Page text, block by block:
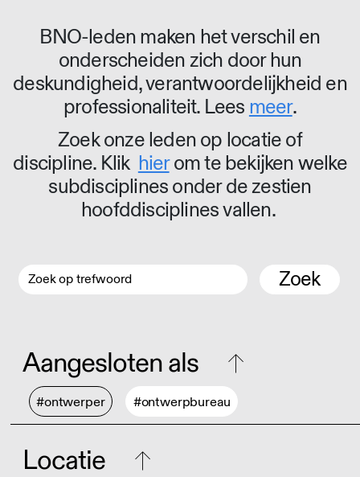
BNO-leden maken het verschil en
onderscheiden zich door hun
deskundigheid, verantwoordelijkheid en
professionaliteit. Lees meer.
Zoek onze leden op locatie of
discipline. Klik hierom te bekijken welke
subdisciplines onder de zestien
hoofddisciplines vallen.
Zoek
Aangesloten als
#ontwerper #ontwerpbureau
Locatie